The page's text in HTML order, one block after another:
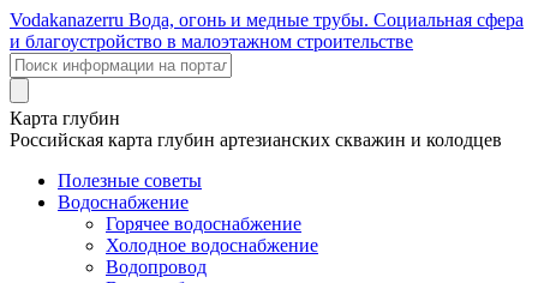
Vodakanazerru Вода, огонь и медные трубы. Социальная сфера
и благоустройство в малоэтажном строительстве
Карта глубин
Российская карта глубин артезианских скважин и колодцев
Полезные советы
Водоснабжение
Горячее водоснабжение
Холодное водоснабжение
Водопровод